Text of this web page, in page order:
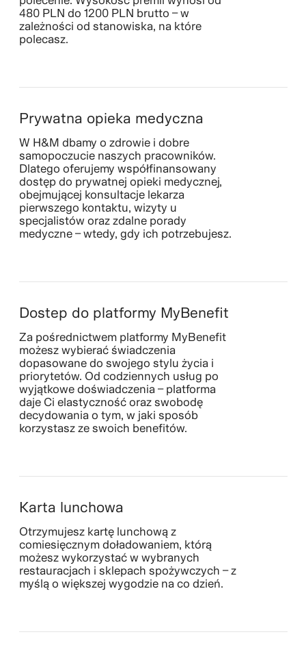
480 PLN do 1200 PLN brutto – w
zależności od stanowiska, na które
polecasz.
Prywatna opieka medyczna
W H&M dbamy o zdrowie i dobre
samopoczucie naszych pracowników.
Dlatego oferujemy współfinansowany
dostęp do prywatnej opieki medycznej,
obejmującej konsultacje lekarza
pierwszego kontaktu, wizyty u
specjalistów oraz zdalne porady
medyczne – wtedy, gdy ich potrzebujesz.
Dostep do platformy MyBenefit
Za pośrednictwem platformy MyBenefit
możesz wybierać świadczenia
dopasowane do swojego stylu życia i
priorytetów. Od codziennych usług po
wyjątkowe doświadczenia – platforma
daje Ci elastyczność oraz swobodę
decydowania o tym, w jaki sposób
korzystasz ze swoich benefitów.
Karta lunchowa
Otrzymujesz kartę lunchową z
comiesięcznym doładowaniem, którą
możesz wykorzystać w wybranych
restauracjach i sklepach spożywczych – z
myślą o większej wygodzie na co dzień.